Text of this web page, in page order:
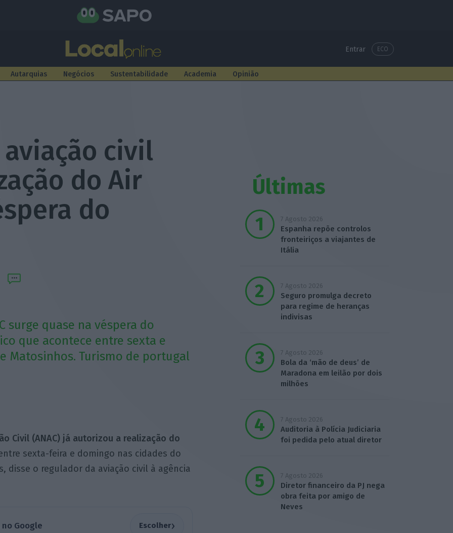
Entrar ECO
Autarquias Negócios Sustentabilidade Academia Opinião
civil
do Air
do
surge quase na véspera do
que acontece entre sexta e
Matosinhos. Turismo de portugal
Civil (ANAC) já autorizou a realização do
sexta-feira e domingo nas cidades do
disse o regulador da aviação civil à agência
Google Escolher›
Últimas
7 Agosto 2026
Espanha repõe controlos
fronteiriços a viajantes de
Itália
7 Agosto 2026
Seguro promulga decreto
para regime de heranças
indivisas
7 Agosto 2026
Bola da ‘mão de deus’ de
Maradona em leilão por dois
milhões
7 Agosto 2026
Auditoria à Polícia Judiciaria
foi pedida pelo atual diretor
7 Agosto 2026
Diretor financeiro da PJ nega
obra feita por amigo de
Neves